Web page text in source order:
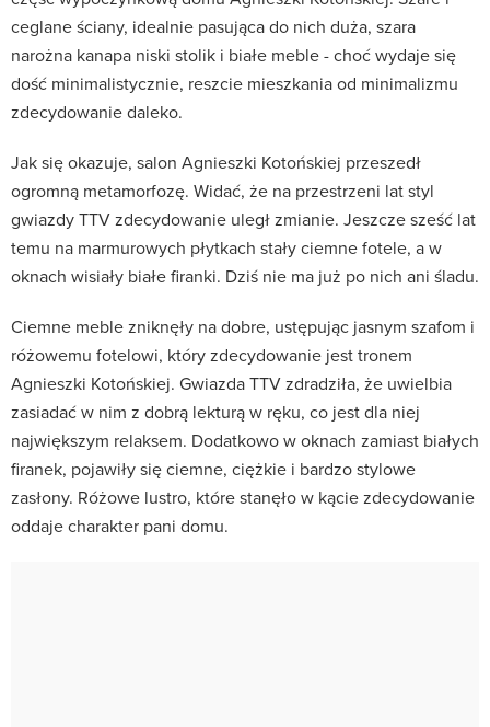
ceglane ściany, idealnie pasująca do nich duża, szara
narożna kanapa niski stolik i białe meble - choć wydaje się
dość minimalistycznie, reszcie mieszkania od minimalizmu
zdecydowanie daleko.
Jak się okazuje, salon Agnieszki Kotońskiej przeszedł
ogromną metamorfozę. Widać, że na przestrzeni lat styl
gwiazdy TTV zdecydowanie uległ zmianie. Jeszcze sześć lat
temu na marmurowych płytkach stały ciemne fotele, a w
oknach wisiały białe firanki. Dziś nie ma już po nich ani śladu.
Ciemne meble zniknęły na dobre, ustępując jasnym szafom i
różowemu fotelowi, który zdecydowanie jest tronem
Agnieszki Kotońskiej. Gwiazda TTV zdradziła, że uwielbia
zasiadać w nim z dobrą lekturą w ręku, co jest dla niej
największym relaksem. Dodatkowo w oknach zamiast białych
firanek, pojawiły się ciemne, ciężkie i bardzo stylowe
zasłony. Różowe lustro, które stanęło w kącie zdecydowanie
oddaje charakter pani domu.